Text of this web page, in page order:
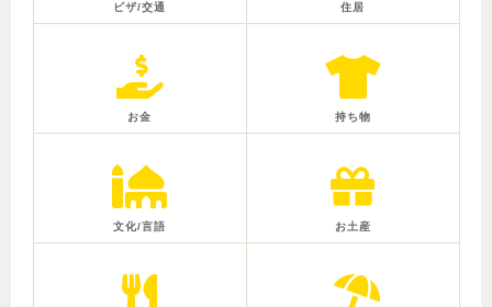
ビザ/交通 住居
お金 持ち物
文化/言語 お土産